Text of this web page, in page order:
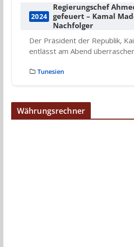
2024
Regierungschef
gefeuert – Kamal
Nachfolger
Der Präsident der Republik,
entlässt am Abend
Tunesien
Währungsrechner